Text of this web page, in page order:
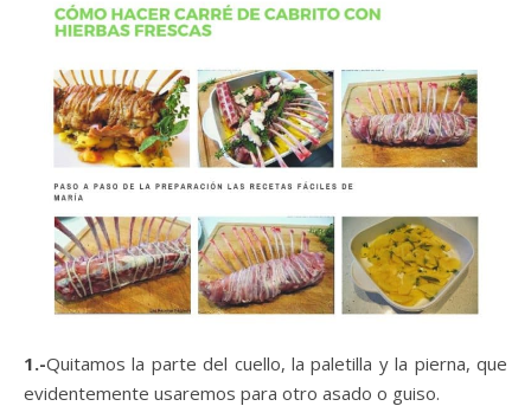
1.-Quitamos la parte del cuello, la paletilla y la pierna, que
evidentemente usaremos para otro asado o guiso.